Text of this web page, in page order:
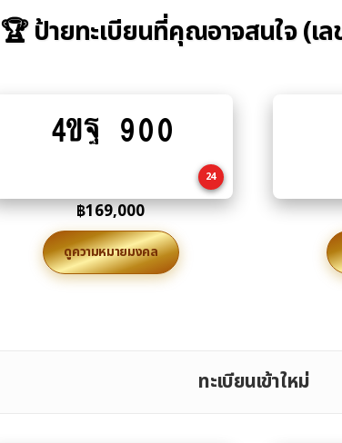
🏆 ป้ายทะเบียนที่คุณอาจสนใจ (เ
Add
to
4ขฐ 900
24
฿169,000
ดูความหมายมงคล
ทะเบียนเข้าใหม่